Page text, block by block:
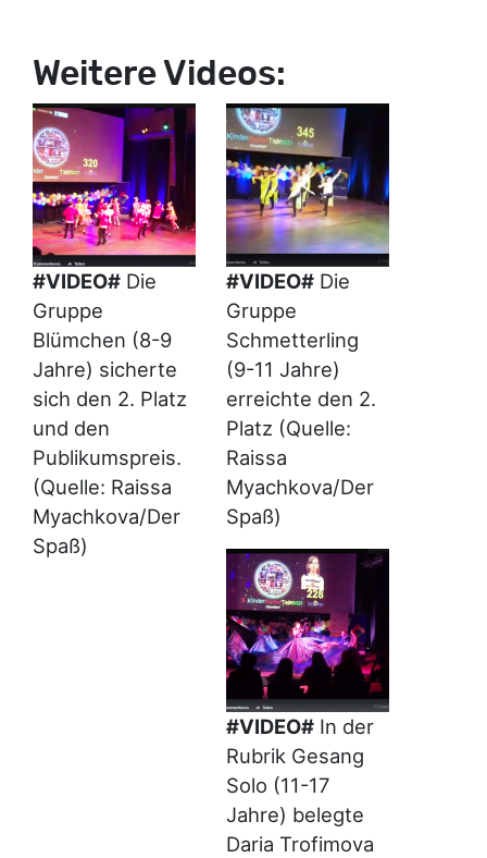
Weitere Videos:
#VIDEO# Die
Gruppe
Blümchen (8-9
Jahre) sicherte
sich den 2. Platz
und den
Publikumspreis.
(Quelle: Raissa
Myachkova/Der
Spaß)
#VIDEO#Die
Gruppe
Schmetterling
(9-11 Jahre)
erreichte den 2.
Platz (Quelle:
Raissa
Myachkova/Der
Spaß)
#VIDEO#In der
Rubrik Gesang
Solo (11-17
Jahre) belegte
Daria Trofimova